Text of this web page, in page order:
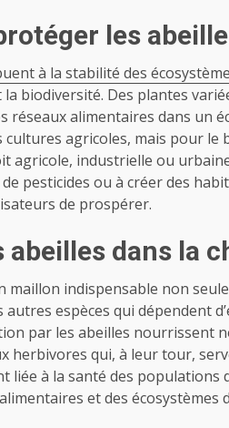
les
à la stabilité des
biodiversité. Des plantes
réseaux alimentaires dans un
agricoles, mais pour le
agricole, industrielle ou
pesticides ou à créer des
de prospérer.
abeilles dans la
maillon indispensable non
espèces qui dépendent
par les abeilles nourrissent
herbivores qui, à leur tour,
liée à la santé des populations
et des écosystèmes